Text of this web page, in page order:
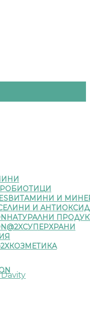
ВИТАМИНИ И
И
НАТУРАЛНИ
СУПЕРХРАНИ
КОЗМЕТИКА